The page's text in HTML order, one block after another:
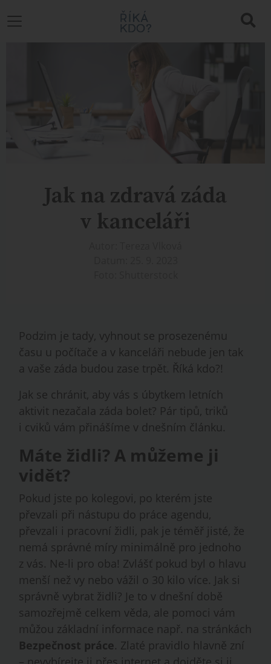
Jak na zdravá záda
v kanceláři
Podzim je tady, vyhnout se prosezenému
času u počítače a v kanceláři nebude jen tak
a vaše záda budou zase trpět. Říká kdo?!
Jak se chránit, aby vás s úbytkem letních
aktivit nezačala záda bolet? Pár tipů, triků
i cviků vám přinášíme v dnešním článku.
Máte židli? A můžeme ji
vidět?
Pokud jste po kolegovi, po kterém jste
převzali při nástupu do práce agendu,
převzali i pracovní židli, pak je téměř jisté, že
nemá správné míry minimálně pro jednoho
z vás. Ne-li pro oba! Zvlášť pokud byl o hlavu
menší než vy nebo vážil o 30 kilo více. Jak si
správně vybrat židli? Je to v dnešní době
samozřejmě celkem věda, ale pomoci vám
můžou základní informace např. na stránkách
Bezpečnost práce. Zlaté pravidlo hlavně zní